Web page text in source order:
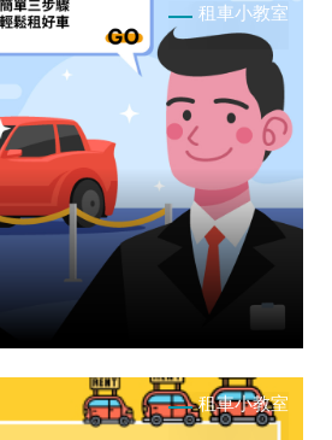
租車小教室
租車小教室